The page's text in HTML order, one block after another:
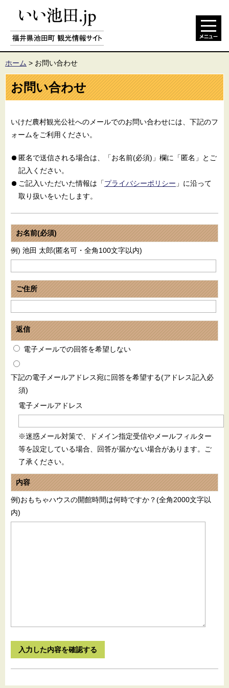
ホーム > お問い合わせ
お問い合わせ
いけだ農村観光公社へのメールでのお問い合わせには、下記のフ
ォームをご利用ください。
匿名で送信される場合は、「お名前(必須)」欄に「匿名」とご
記入ください。
ご記入いただいた情報は「プライバシーポリシー 」に沿って
取り扱いをいたします。
お名前(必須)
例) 池田 太郎(匿名可・全角100文字以内)
ご住所
返信
電子メールでの回答を希望しない
下記の電子メールアドレス宛に回答を希望する(アドレス記入必
須)
電子メールアドレス
※迷惑メール対策で、ドメイン指定受信やメールフィルター
等を設定している場合、回答が届かない場合があります。ご
了承ください。
内容
例)おもちゃハウスの開館時間は何時ですか？(全角2000文字以
内)